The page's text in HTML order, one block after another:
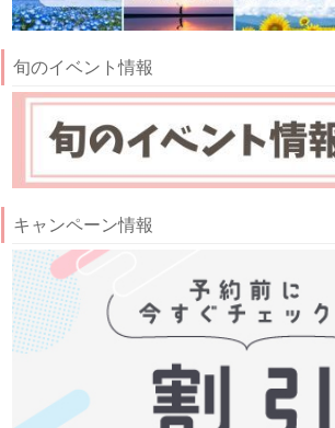
旬のイベント情報
キャンペーン情報